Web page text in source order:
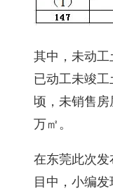
其中，未动工
已动工未竣工
顷，未销售房
万㎡。
在东莞此次
目中，小编